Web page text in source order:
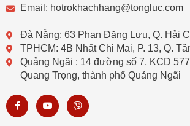
Email: hotrokhachhang@tongluc.com
Đà Nẵng: 63 Phan Đăng Lưu, Q. Hải
TPHCM: 4B Nhất Chi Mai, P. 13, Q.
Quảng Ngãi : 14 đường số 7, KCD
Quang Trọng, thành phố Quảng Ngãi
F
a
c
Y
o
u
V
i
b